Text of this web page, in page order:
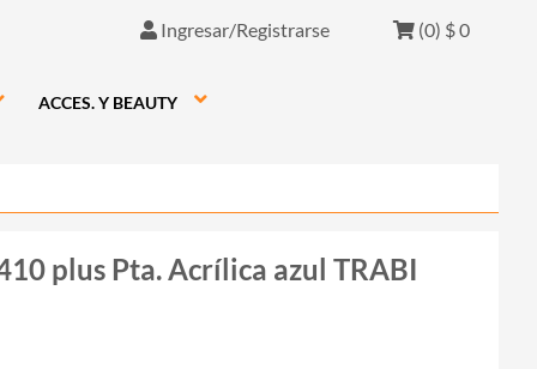
Ingresar/Registrarse (0) $ 0
ACCES. Y BEAUTY
plus Pta. Acrílica azul TRABI